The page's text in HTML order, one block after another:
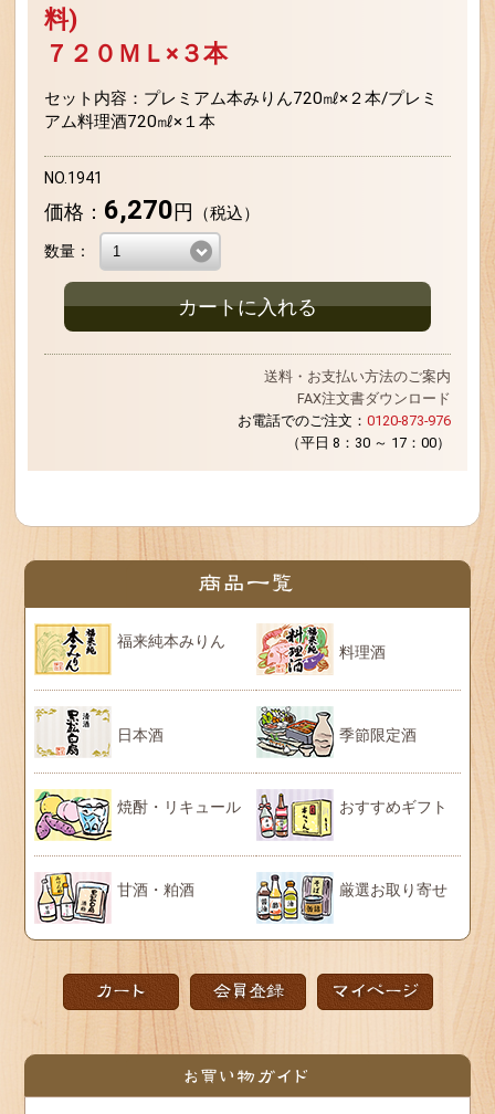
料)
７２０ＭＬ×３本
セット内容：プレミアム本みりん720㎖×２本/プレミ
アム料理酒720㎖×１本
NO.1941
価格： 6,270円 （税込）
数量：
カートに入れる
送料・お支払い方法のご案内
FAX注文書ダウンロード
お電話でのご注文：0120-873-976
（平日 8：30 ～ 17：00）
福来純本みりん
料理酒
日本酒 季節限定酒
焼酎・リキュール おすすめギフト
甘酒・粕酒 厳選お取り寄せ